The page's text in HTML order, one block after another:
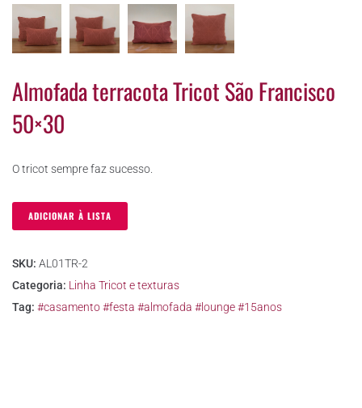
Almofada terracota Tricot São Francisco
50×30
O tricot sempre faz sucesso.
ADICIONAR À LISTA
SKU: AL01TR-2
Categoria: Linha Tricot e texturas
Tag: #casamento #festa #almofada #lounge #15anos